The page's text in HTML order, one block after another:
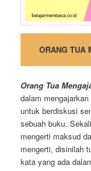
ORANG TUA
Orang Tua
dalam
untuk berdiskusi
sebuah buku.
mengerti maksud
mengerti, disinilah
kata yang ada